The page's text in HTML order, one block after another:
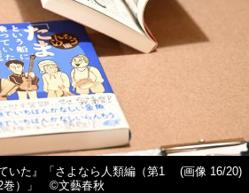
いた』「さよなら人類編（第1
巻）」 ©︎文藝春秋
(画像 16/20)